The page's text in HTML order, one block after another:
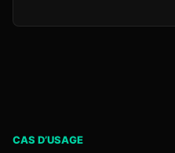
CAS D’USAGE